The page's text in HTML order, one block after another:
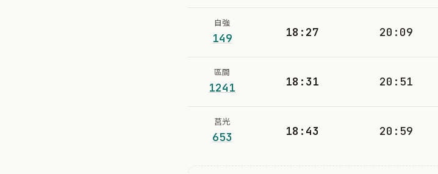
自強
149 18:27 20:09
區間
1241 18:31 20:51
莒光
653 18:43 20:59